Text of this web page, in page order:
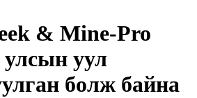
& Mine-Pro
улсын уул
болж байна